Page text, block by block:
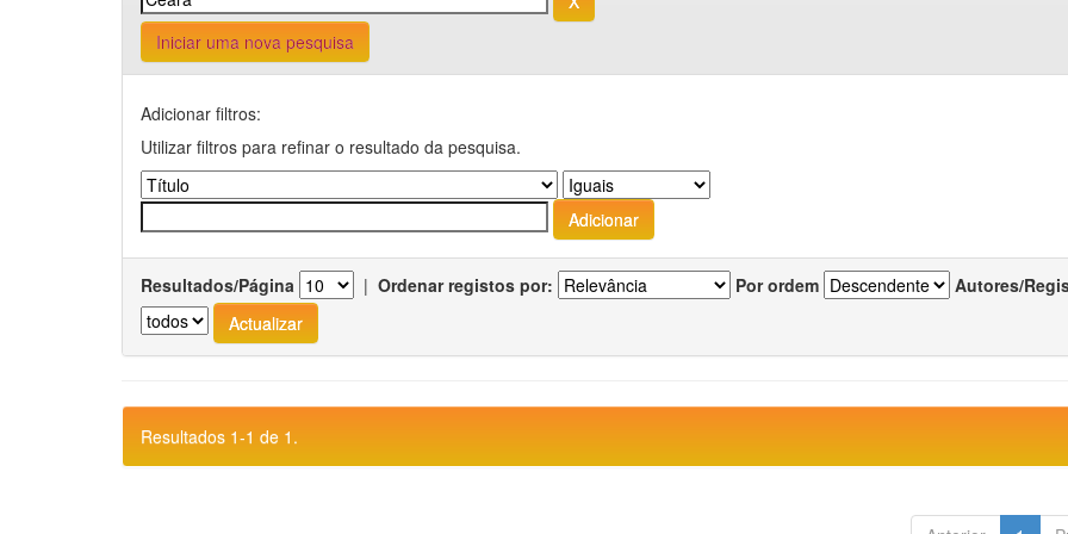
Iniciar uma nova pesquisa
Adicionar filtros:
Utilizar filtros para refinar o resultado da pesquisa.
Resultados/Página | Ordenar registos por: Por ordem Autores/
Resultados 1-1 de 1.